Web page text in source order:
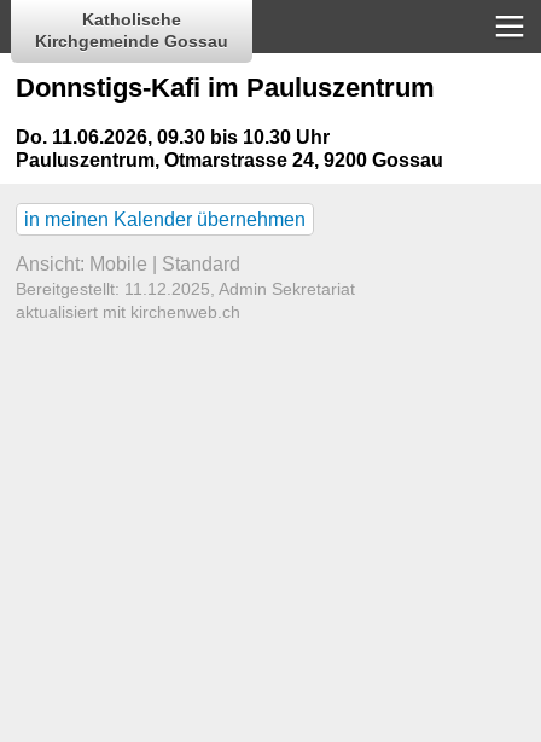
Katholische
Kirchgemeinde Gossau
Donnstigs-Kafi im Pauluszentrum
Do. 11.06.2026, 09.30 bis 10.30 Uhr
Pauluszentrum,Otmarstrasse 24, 9200 Gossau
in meinen Kalender übernehmen
Ansicht: Mobile Standard
Bereitgestellt: 11.12.2025,Admin Sekretariat
aktualisiert mit kirchenweb.ch